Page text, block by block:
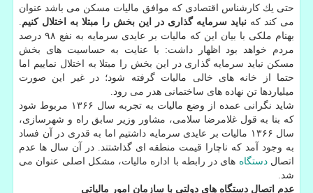
حتی یك كارشناس اقتصادی كه موافق مالیات مسكن می باشد عنوان
می كند كه نباید سرمایه گذاری در این بخش را مبتلا به اختلال كنیم
بهنام ملكی با بیان این كه مالیات بر عایدی سرمایه به نفع ۹۸ درصد
مردم خواهد بود اظهار داشت: با عنایت به حساسیت های بخش
مسكن نباید سرمایه گذاری در این بخش را مبتلا به اختلال نماییم اما
حتما از خانه های خالی مالیات گرفته شود؛ در غیر این صورت
میلیاردها تن نهاده های ساختمانی هدر می رود.
شاید نگرانی عمده از وضع مالیات به تجربه سال ۱۳۶۶ مربوط شود
كه بنا به قول غلامرضا سلامی، مشاور وزیر سابق راه و شهرسازی،
سال ۱۳۶۶ مالیات بر عایدی سرمایه داشتیم اما به قدری در آن فساد
به وجود آمد كه ناچارا قیمت منطقه ای گذاشتند. در آن سال ها عدم
اتصالدستگاه های در رابطه با اداره مالیات، مشكل اصلی عنوان می
شد.
عدم اتصال دستگاه های دولتی با سازمان امور مالیاتی